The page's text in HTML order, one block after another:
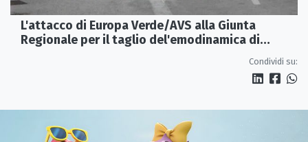
L'attacco di Europa Verde/AVS alla Giunta
Regionale per il taglio del'emodinamica di
Condividi su: